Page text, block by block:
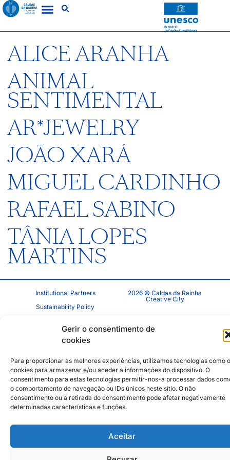
Gerir o consentimento de
cookies
Para proporcionar as melhores experiências, utilizamos tecnologias como
cookies para armazenar e/ou aceder a informações do dispositivo. O
consentimento para estas tecnologias permitir-nos-á processar dados
o comportamento de navegação ou IDs únicos neste sítio. O não
consentimento ou a retirada do consentimento pode afetar negativamente
determinadas características e funções.
Aceitar
ALICE ARANHA
ANIMAL
SENTIMENTAL
AR*JEWELRY
JOÃO XARÁ
MIGUEL CARDINHO
RAFAEL SABINO
TÂNIA LOPES
MARTINS
Institutional Partners
Sustainability Policy
Privacy Policy
2026 © Caldas da Rainha
Creative City